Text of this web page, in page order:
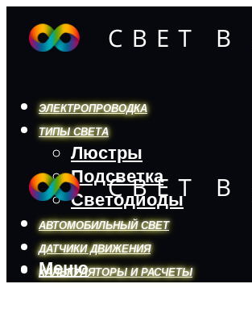
ЭЛЕКТРОПРОВОДКА
ТИПЫ СВЕТА
Люстры
Подсветка
Светодиоды
АВТОМОБИЛЬНЫЙ СВЕТ
ДАТЧИКИ ДВИЖЕНИЯ
КАЛЬКУЛЯТОРЫ И РАСЧЕТЫ
Меню